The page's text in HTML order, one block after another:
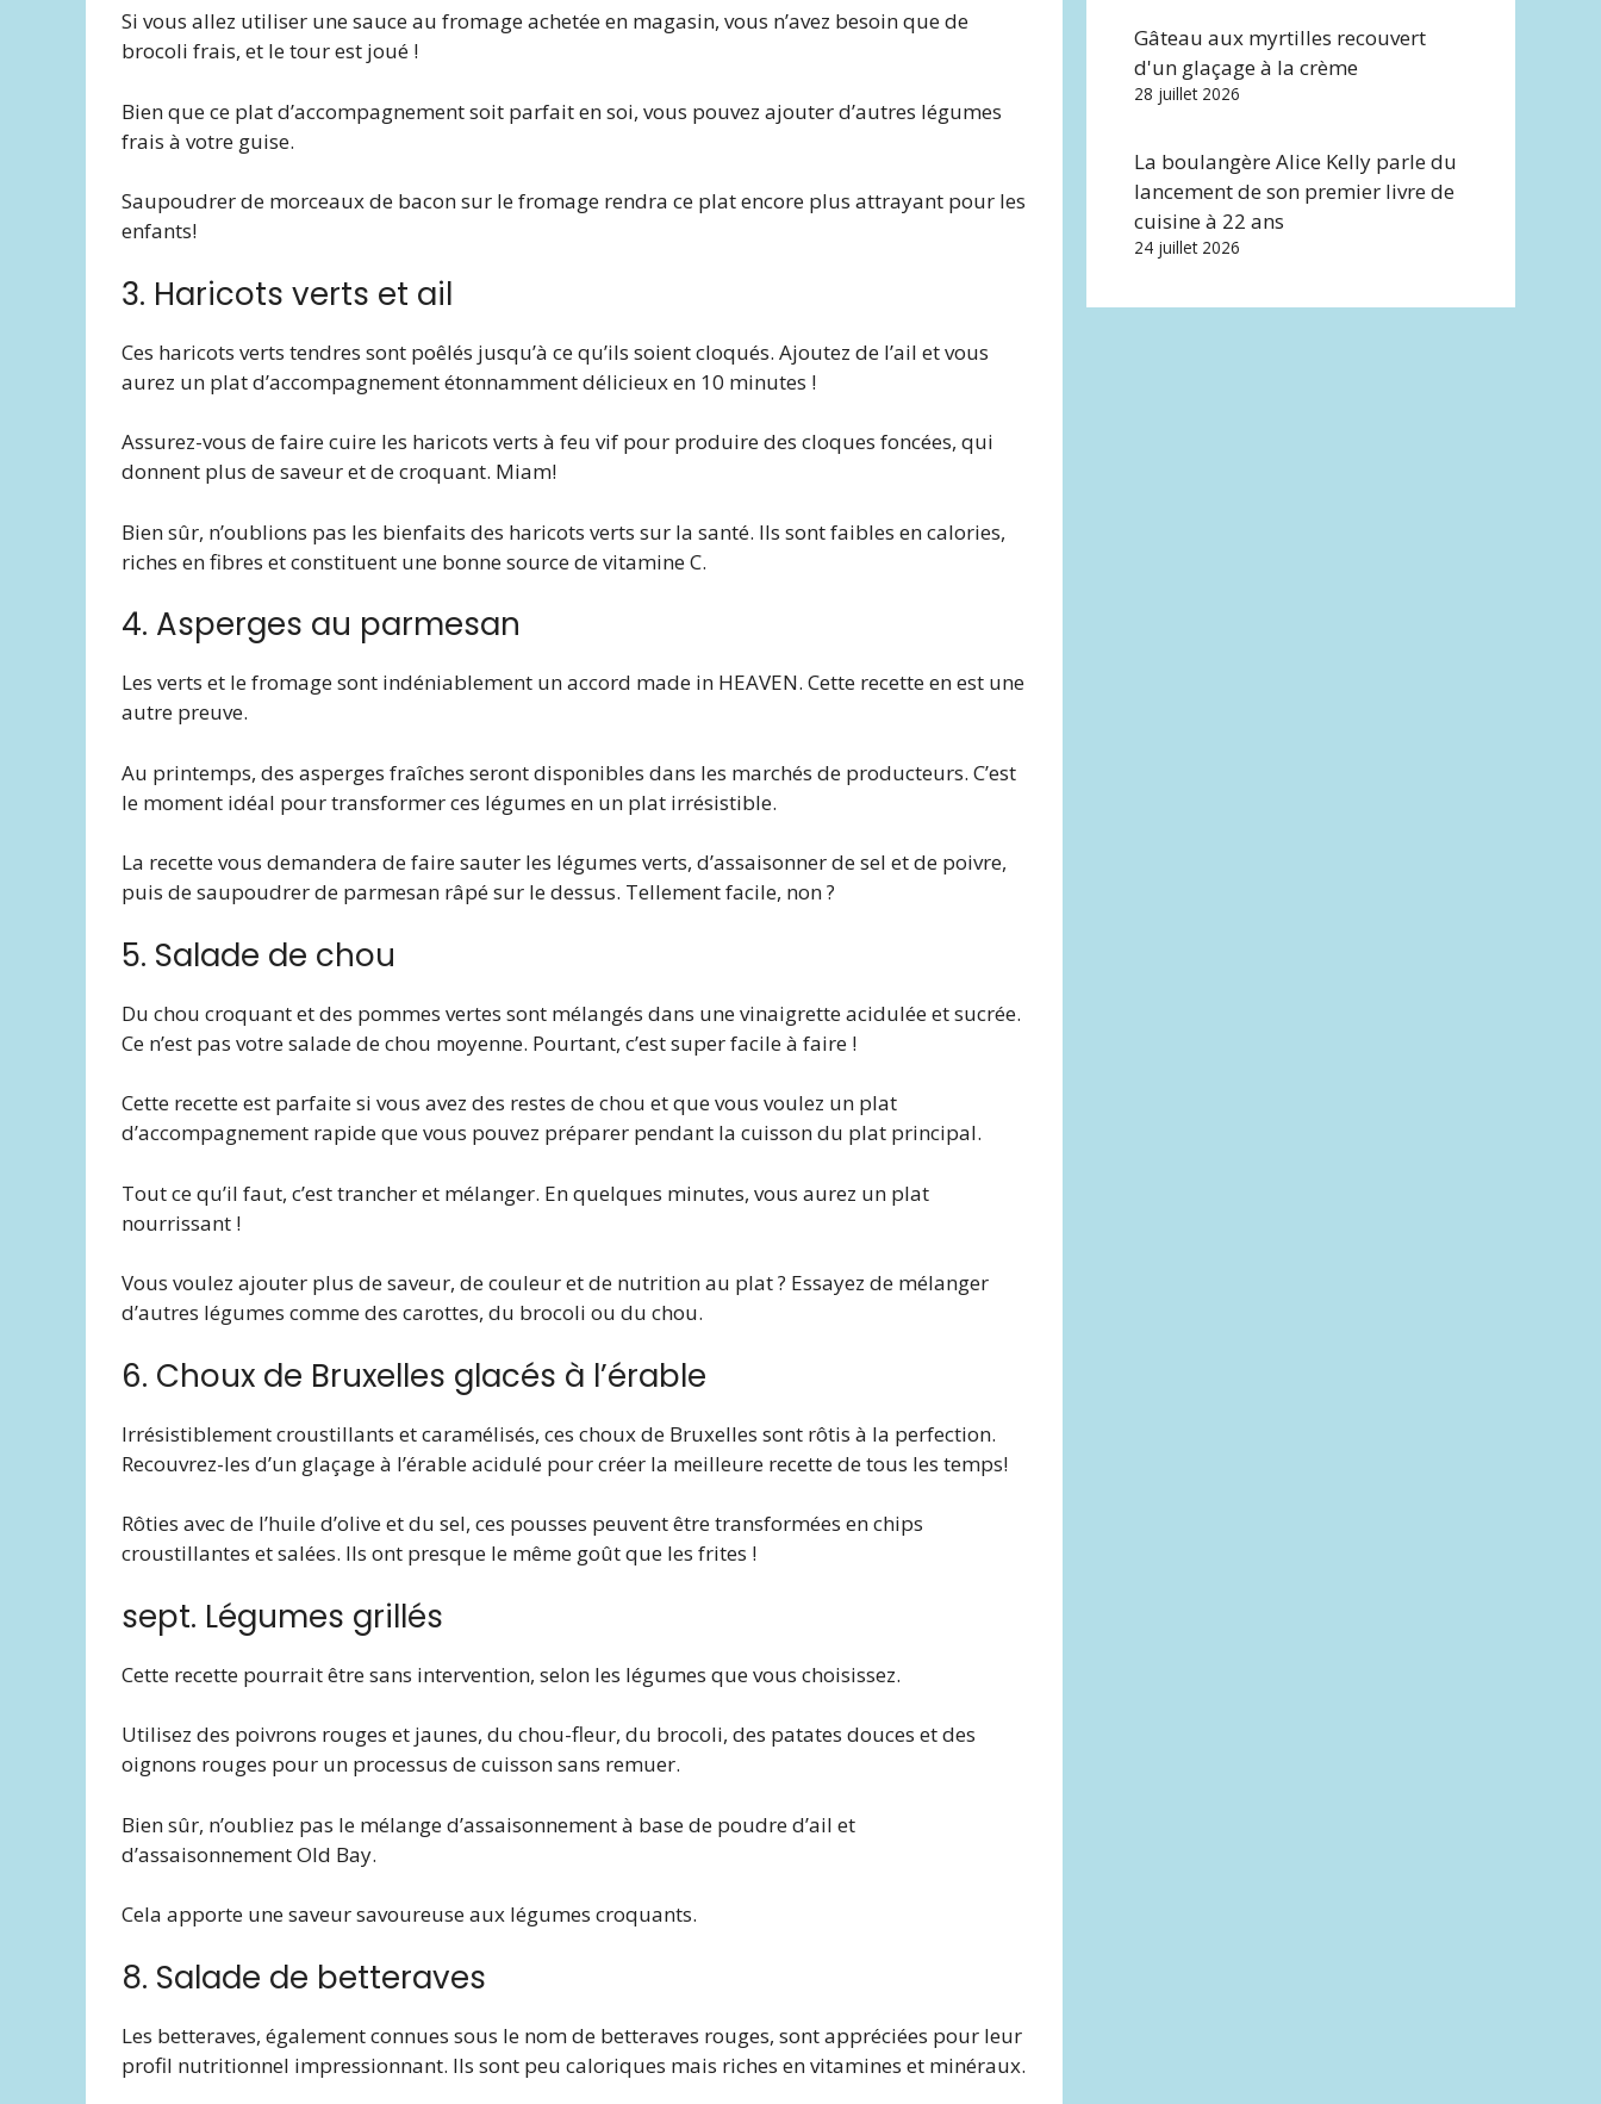
Si vous allez utiliser une sauce au fromage achetée en magasin, vous n’avez besoin que de
brocoli frais, et le tour est joué !
Bien que ce plat d’accompagnement soit parfait en soi, vous pouvez ajouter d’autres légumes
frais à votre guise.
Saupoudrer de morceaux de bacon sur le fromage rendra ce plat encore plus attrayant pour les
enfants!
3. Haricots verts et ail
Ces haricots verts tendres sont poêlés jusqu’à ce qu’ils soient cloqués. Ajoutez de l’ail et vous
aurez un plat d’accompagnement étonnamment délicieux en 10 minutes !
Assurez-vous de faire cuire les haricots verts à feu vif pour produire des cloques foncées, qui
donnent plus de saveur et de croquant. Miam!
Bien sûr, n’oublions pas les bienfaits des haricots verts sur la santé. Ils sont faibles en calories,
riches en fibres et constituent une bonne source de vitamine C.
4. Asperges au parmesan
Les verts et le fromage sont indéniablement un accord made in HEAVEN. Cette recette en est une
autre preuve.
Au printemps, des asperges fraîches seront disponibles dans les marchés de producteurs. C’est
le moment idéal pour transformer ces légumes en un plat irrésistible.
La recette vous demandera de faire sauter les légumes verts, d’assaisonner de sel et de poivre,
puis de saupoudrer de parmesan râpé sur le dessus. Tellement facile, non ?
5. Salade de chou
Du chou croquant et des pommes vertes sont mélangés dans une vinaigrette acidulée et sucrée.
Ce n’est pas votre salade de chou moyenne. Pourtant, c’est super facile à faire !
Cette recette est parfaite si vous avez des restes de chou et que vous voulez un plat
d’accompagnement rapide que vous pouvez préparer pendant la cuisson du plat principal.
Tout ce qu’il faut, c’est trancher et mélanger. En quelques minutes, vous aurez un plat
nourrissant !
Vous voulez ajouter plus de saveur, de couleur et de nutrition au plat ? Essayez de mélanger
d’autres légumes comme des carottes, du brocoli ou du chou.
6. Choux de Bruxelles glacés à l’érable
Irrésistiblement croustillants et caramélisés, ces choux de Bruxelles sont rôtis à la perfection.
Recouvrez-les d’un glaçage à l’érable acidulé pour créer la meilleure recette de tous les temps!
Rôties avec de l’huile d’olive et du sel, ces pousses peuvent être transformées en chips
croustillantes et salées. Ils ont presque le même goût que les frites !
sept. Légumes grillés
Cette recette pourrait être sans intervention, selon les légumes que vous choisissez.
Utilisez des poivrons rouges et jaunes, du chou-fleur, du brocoli, des patates douces et des
oignons rouges pour un processus de cuisson sans remuer.
Bien sûr, n’oubliez pas le mélange d’assaisonnement à base de poudre d’ail et
d’assaisonnement Old Bay.
Cela apporte une saveur savoureuse aux légumes croquants.
8. Salade de betteraves
Les betteraves, également connues sous le nom de betteraves rouges, sont appréciées pour leur
profil nutritionnel impressionnant. Ils sont peu caloriques mais riches en vitamines et minéraux.
Gâteau aux myrtilles recouvert
d'un glaçage à la crème
28 juillet 2026
La boulangère Alice Kelly parle du
lancement de son premier livre de
cuisine à 22 ans
24 juillet 2026